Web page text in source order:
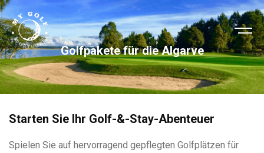
Golfpakete für die Algarve
Starten Sie Ihr Golf-&-Stay-Abenteuer
Spielen Sie auf hervorragend gepflegten Golfplätzen für